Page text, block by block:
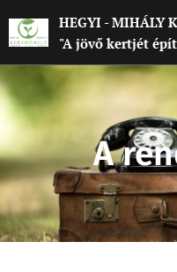
HEGYI - MIHÁLY
"A jövő kertjét
A